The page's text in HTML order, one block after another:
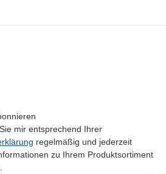
mir entsprechend Ihrer
regelmäßig und jederzeit
zu Ihrem Produktsortiment